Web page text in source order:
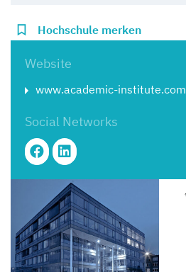
Hochschule merken
Website
www.academic-institute.com
Social Networks